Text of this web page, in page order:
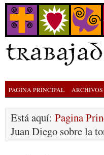
PAGINA PRINCIPAL
Está aquí: Pagina
Juan Diego sobre la